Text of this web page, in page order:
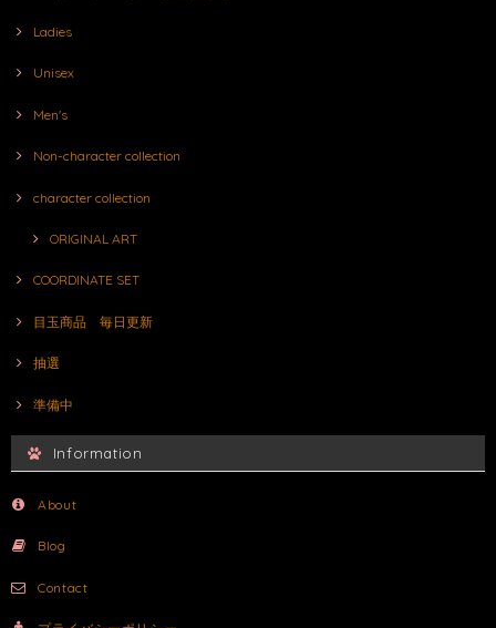
Ladies
Unisex
Men's
Non-character collection
character collection
ORIGINAL ART
COORDINATE SET
目玉商品 毎日更新
抽選
準備中
Information
About
Blog
Contact